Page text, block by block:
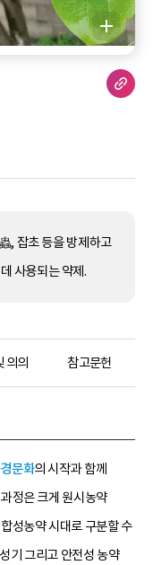
, 잡초 등을 방제하고
사용되는 약제.
의의 참고문헌
문화의 시작과 함께
정은 크게 원시농약
성농약 시대로 구분할 수
기 그리고 안전성 농약